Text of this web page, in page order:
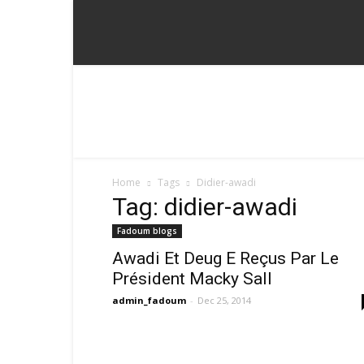
Home Tags Didier-awadi
Tag: didier-awadi
Fadoum blogs
Awadi Et Deug E Reçus Par Le
Président Macky Sall
admin_fadoum - Dec 25, 2014